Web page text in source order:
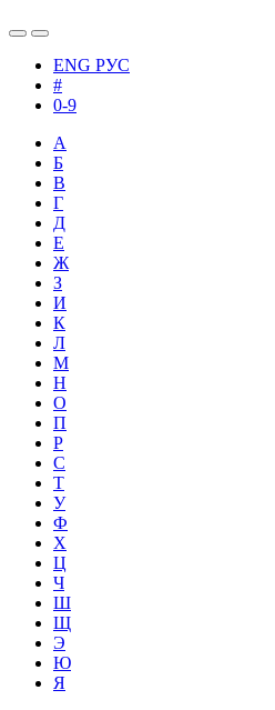
ENG РУС
#
0-9
А
Б
В
Г
Д
Е
Ж
З
И
К
Л
М
Н
О
П
Р
С
Т
У
Ф
Х
Ц
Ч
Ш
Щ
Э
Ю
Я